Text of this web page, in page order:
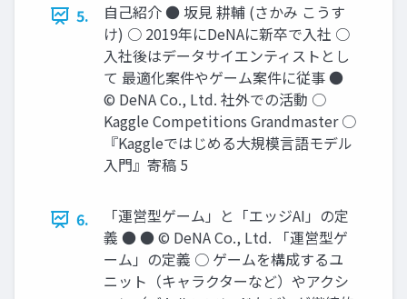
5.
自己紹介 ● 坂見 耕輔 (さかみ こうす
け) ○ 2019年にDeNAに新卒で入社 ○
入社後はデータサイエンティストとし
て 最適化案件やゲーム案件に従事 ●
© DeNA Co., Ltd. 社外での活動 ○
Kaggle Competitions Grandmaster ○
『Kaggleではじめる大規模言語モデル
入門』寄稿 5
6.
「運営型ゲーム」と「エッジAI」の定
義 ● ● © DeNA Co., Ltd. 「運営型ゲ
ーム」の定義 ○ ゲームを構成するユ
ニット（キャラクターなど）やアクシ